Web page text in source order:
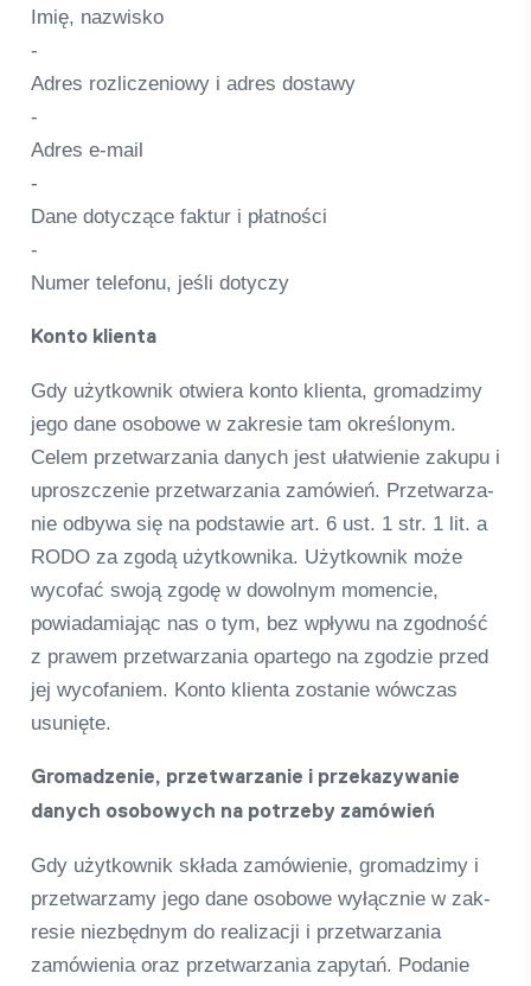
Imię, nazwisko
-
Adres roz­lic­ze­niowy i adres dostawy
-
Adres e‑mail
-
Dane doty­c­zące fak­tur i płat­ności
-
Numer tele­fonu, jeśli doty­czy
Konto kli­enta
Gdy użyt­kow­nik otwiera konto kli­enta, gro­mad­zimy
jego dane oso­bowe w zak­re­sie tam okreś­l­onym.
Celem przet­warza­nia danych jest ułat­wie­nie zakupu i
uproszc­ze­nie przet­warza­nia zamó­wień. Przet­warza­
nie odbywa się na pod­sta­wie art. 6 ust. 1 str. 1 lit. a
RODO za zgodą użyt­kow­nika. Użyt­kow­nik może
wyco­fać swoją zgodę w dowol­nym momen­cie,
powia­da­mi­a­jąc nas o tym, bez wpływu na zgod­ność
z pra­wem przet­warza­nia opar­tego na zgod­zie przed
jej wyco­fa­niem. Konto kli­enta zosta­nie wów­c­zas
usunięte.
Gro­mad­ze­nie, przet­warza­nie i prze­ka­zy­wa­nie
danych oso­bo­wych na potrzeby zamó­wień
Gdy użyt­kow­nik składa zamó­wi­e­nie, gro­mad­zimy i
przet­warz­amy jego dane oso­bowe wyłącz­nie w zak­
re­sie niez­będ­nym do rea­li­zacji i przet­warza­nia
zamó­wi­e­nia oraz przet­warza­nia zapy­tań. Poda­nie